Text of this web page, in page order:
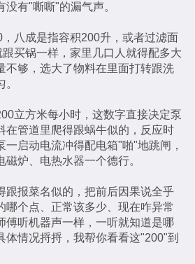
有"嘶嘶"的漏气声。
八成是指容积200升，或者过滤面
买锅一样，家里几口人就得配多大
不够，选大了物料在里面打转跟洗
立方米每小时，这数字直接决定泵
在管道里爬得跟蜗牛似的，反应时
一启动电流冲得配电箱"啪"地跳闸，
炉、电热水器一个德行。
跟报菜名似的，把前后因果说全乎
哪个点、正常该多少、现在咋异常
傅听机器声一样，一听就知道是哪
体情况捋捋，我帮你看看这"200"到